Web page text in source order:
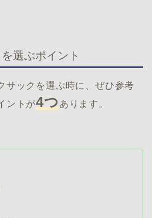
選ぶポイント
サックを選ぶ時に、ぜひ参考
ントが4つ あります。